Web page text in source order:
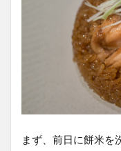
まず、前日に餅米を